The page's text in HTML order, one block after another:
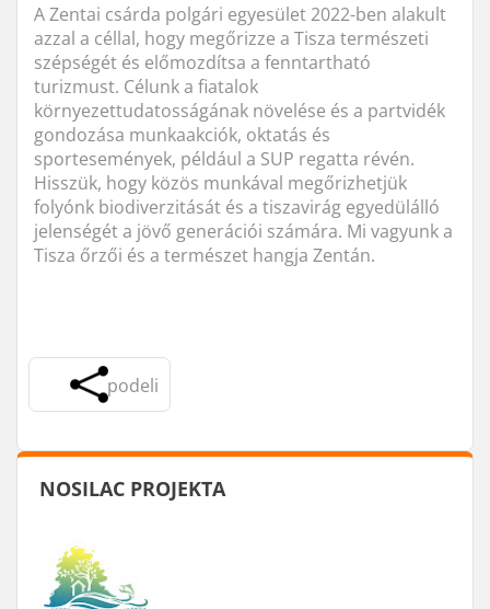
A Zentai csárda polgári egyesület 2022-ben alakult
azzal a céllal, hogy megőrizze a Tisza természeti
szépségét és előmozdítsa a fenntartható
turizmust. Célunk a fiatalok
környezettudatosságának növelése és a partvidék
gondozása munkaakciók, oktatás és
sportesemények, például a SUP regatta révén.
Hisszük, hogy közös munkával megőrizhetjük
folyónk biodiverzitását és a tiszavirág egyedülálló
jelenségét a jövő generációi számára. Mi vagyunk a
Tisza őrzői és a természet hangja Zentán.
podeli
NOSILAC PROJEKTA